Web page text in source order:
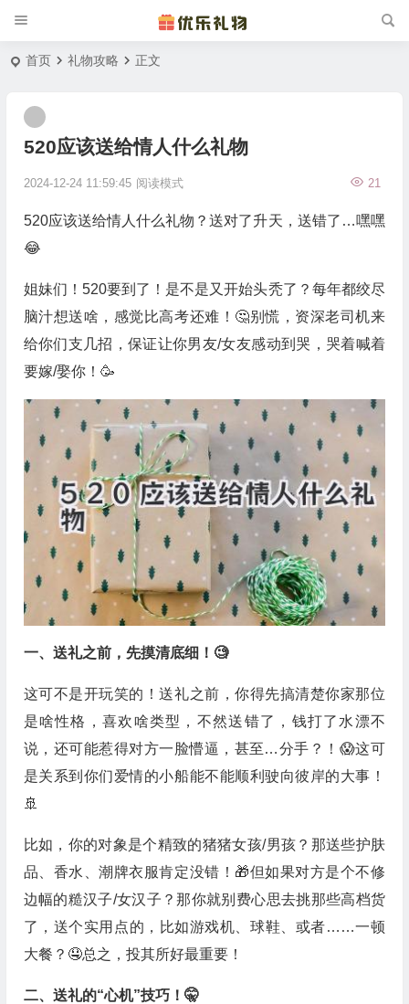
首页 礼物攻略 正文
520应该送给情人什么礼物
2024-12-24 11:59:45 21
阅读模式
520应该送给情人什么礼物？送对了升天，送错了…嘿嘿
😂
姐妹们！520要到了！是不是又开始头秃了？每年都绞尽
脑汁想送啥，感觉比高考还难！🤔别慌，资深老司机来
给你们支几招，保证让你男友/女友感动到哭，哭着喊着
要嫁/娶你！🥳
一、送礼之前，先摸清底细！🧐
这可不是开玩笑的！送礼之前，你得先搞清楚你家那位
是啥性格，喜欢啥类型，不然送错了，钱打了水漂不
说，还可能惹得对方一脸懵逼，甚至…分手？！😱这可
是关系到你们爱情的小船能不能顺利驶向彼岸的大事！
🚢
比如，你的对象是个精致的猪猪女孩/男孩？那送些护肤
品、香水、潮牌衣服肯定没错！🎁但如果对方是个不修
边幅的糙汉子/女汉子？那你就别费心思去挑那些高档货
了，送个实用点的，比如游戏机、球鞋、或者……一顿
大餐？🤤总之，投其所好最重要！
二、送礼的“心机”技巧！🤫